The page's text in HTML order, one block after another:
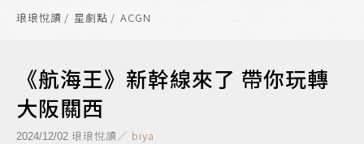
琅琅悅讀 星劇點 ACGN
《航海王》新幹線來了 帶你玩轉
大阪關西
2024/12/02 琅琅悅讀／ biya